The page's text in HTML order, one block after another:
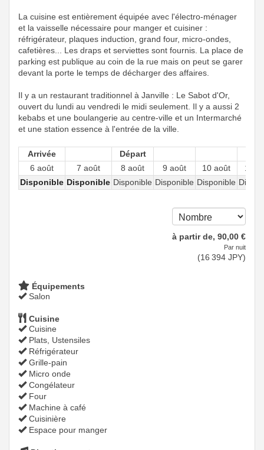
La cuisine est entièrement équipée avec l'électro-ménager
et la vaisselle nécessaire pour manger et cuisiner :
réfrigérateur, plaques induction, grand four, micro-ondes,
cafetières... Les draps et serviettes sont fournis. La place de
parking est publique au coin de la rue mais on peut se garer
devant la porte le temps de décharger des affaires.
Il y a un restaurant traditionnel à Janville : Le Sabot d'Or,
ouvert du lundi au vendredi le midi seulement. Il y a aussi 2
kebabs et une boulangerie au centre-ville et un Intermarché
et une station essence à l'entrée de la ville.
Arrivée
Départ
6 août
7 août 8 août 9 août 10 août
11
Disponible Disponible Disponible Disponible Disponible
à partir de‚ 90,00 €
Par nuit
(16 394 JPY)
Équipements
Salon
Cuisine
Cuisine
Plats, Ustensiles
Réfrigérateur
Grille-pain
Micro onde
Congélateur
Four
Machine à café
Cuisinière
Espace pour manger